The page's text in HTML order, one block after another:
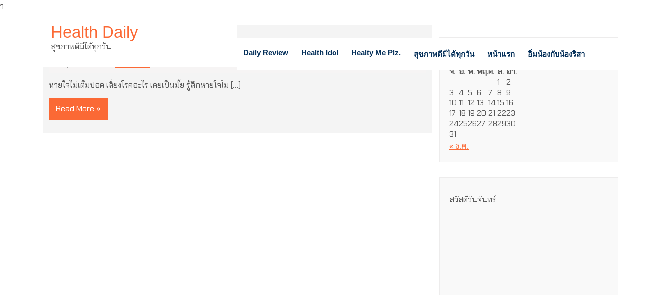
ำ
Health Daily
สุขภาพดีมีได้ทุกวัน
Daily Review Health Idol Healty Me Plz. สุขภาพดีมีได้ทุกวัน หน้าแรก อิ่มน้องกับน้องริสา
หายใจไม่เต็มปอด เสี่ยงโรคอะไร
หายใจไม่เต็มปอด เสี่ยงโรคอะไร เคยเป็นมั้ย รู้สึกหายใจไม […]
Read More »
สิงหาคม 2026
จ. อ. พ.พฤ.ศ. ส. อา.
1
2
3 4 5 6 7 8 9
10 11 12 13 1415 16
17 18 19 20 21 2223
24252627 282930
31
« ธ.ค.
สวัสดีวันจันทร์